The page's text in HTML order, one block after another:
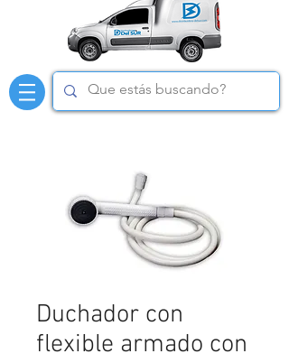
Duchador con
flexible armado con